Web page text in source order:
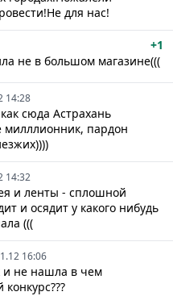
для нас!
+1
не в большом магазине(((
14:28
сюда Астрахань
милллионник, пардон
14:32
и ленты - сплошной
и осядит у какого нибудь
(((
16:06
и не нашла в чем